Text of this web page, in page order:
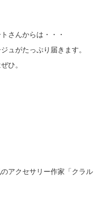
さんからは・・・
ュがたっぷり届きます。
ひ。
アクセサリー作家「クラル